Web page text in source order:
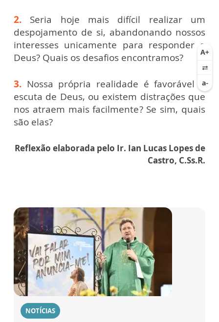
2. Seria hoje mais difícil realizar um
despojamento de si, abandonando nossos
interesses unicamente para responder a
Deus? Quais os desafios encontramos?
3. Nossa própria realidade é favorável a
escuta de Deus, ou existem distrações que
nos atraem mais facilmente? Se sim, quais
são elas?
Reflexão elaborada pelo Ir. Ian Lucas Lopes de
Castro, C.Ss.R.
NOTÍCIAS